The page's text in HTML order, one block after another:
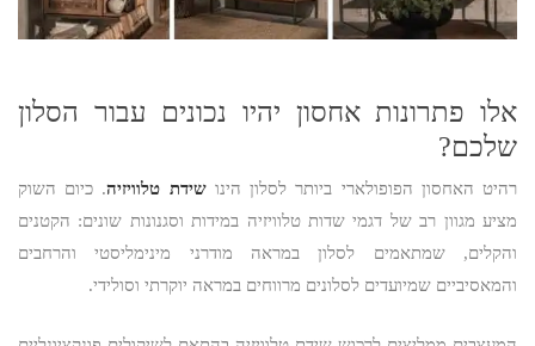
אלו פתרונות אחסון יהיו נכונים עבור הסלון
שלכם?
רהיט האחסון הפופולארי ביותר לסלון הינושידת טלוויזיה. כיום השוק
מציע מגוון רב של דגמי שדות טלוויזיה במידות וסגנונות שונים: הקטנים
והקלים, שמתאמים לסלון במראה מודרני מינימליסטי והרחבים
והמאסיביים שמיועדים לסלונים מרווחים במראה יוקרתי וסולידי.